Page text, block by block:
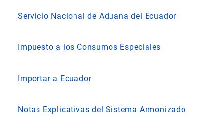
Servicio Nacional de Aduana del Ecuador
Impuesto a los Consumos Especiales
Importar a Ecuador
Notas Explicativas del Sistema Armonizado